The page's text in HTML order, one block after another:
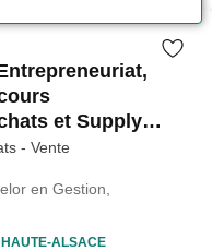
et Supply
- Vente
en Gestion,
ALSACE